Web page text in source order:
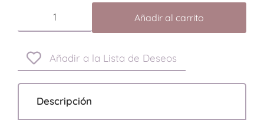
Añadir al carrito
Añadir a la Lista de Deseos
Descripción